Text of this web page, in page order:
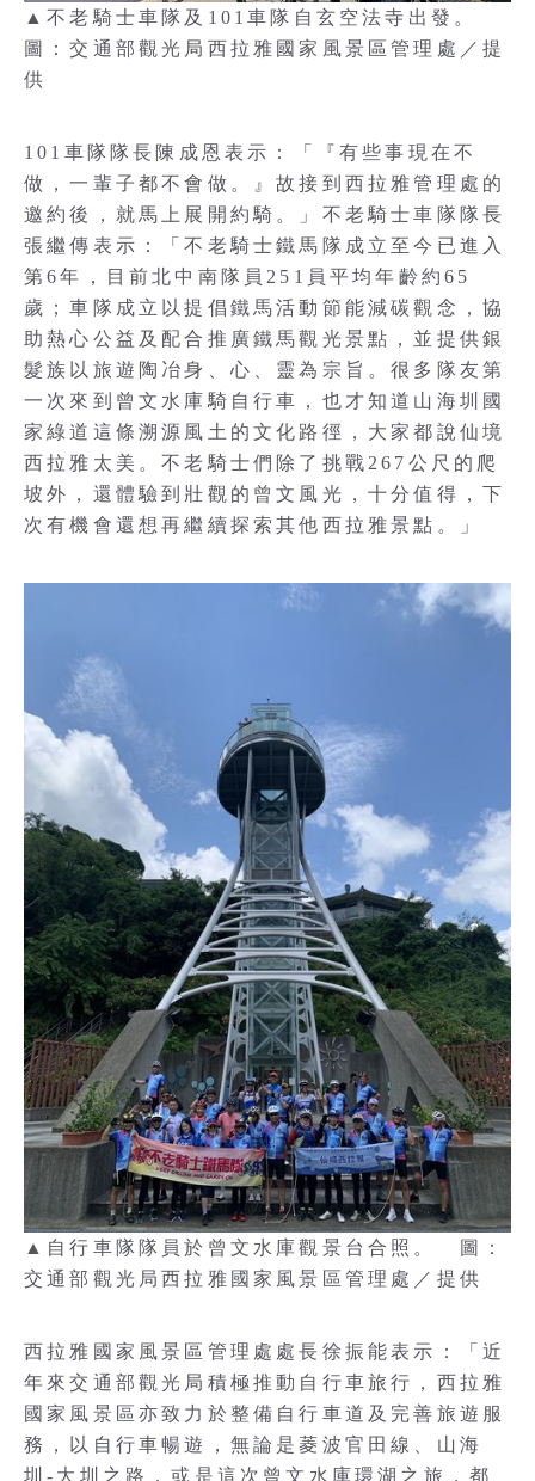
▲不老騎士車隊及101車隊自玄空法寺出發。
圖：交通部觀光局西拉雅國家風景區管理處／提
供
101車隊隊長陳成恩表示：「『有些事現在不
做，一輩子都不會做。』故接到西拉雅管理處的
邀約後，就馬上展開約騎。」不老騎士車隊隊長
張繼傳表示：「不老騎士鐵馬隊成立至今已進入
第6年，目前北中南隊員251員平均年齡約65
歲；車隊成立以提倡鐵馬活動節能減碳觀念，協
助熱心公益及配合推廣鐵馬觀光景點，並提供銀
髮族以旅遊陶冶身、心、靈為宗旨。很多隊友第
一次來到曾文水庫騎自行車，也才知道山海圳國
家綠道這條溯源風土的文化路徑，大家都說仙境
西拉雅太美。不老騎士們除了挑戰267公尺的爬
坡外，還體驗到壯觀的曾文風光，十分值得，下
次有機會還想再繼續探索其他西拉雅景點。」
▲自行車隊隊員於曾文水庫觀景台合照。 圖：
交通部觀光局西拉雅國家風景區管理處／提供
西拉雅國家風景區管理處處長徐振能表示：「近
年來交通部觀光局積極推動自行車旅行，西拉雅
國家風景區亦致力於整備自行車道及完善旅遊服
務，以自行車暢遊，無論是菱波官田線、山海
圳-大圳之路，或是這次曾文水庫環湖之旅，都